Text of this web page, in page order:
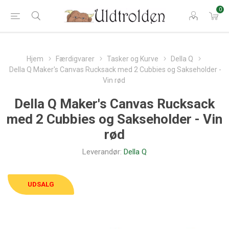
0
Hjem Færdigvarer Tasker og Kurve
Della Q
Della Q Maker's Canvas Rucksack med 2 Cubbies og Sakseholder -
Vin rød
Della Q Maker's Canvas Rucksack
med 2 Cubbies og Sakseholder - Vin
rød
Leverandør: Della Q
UDSALG